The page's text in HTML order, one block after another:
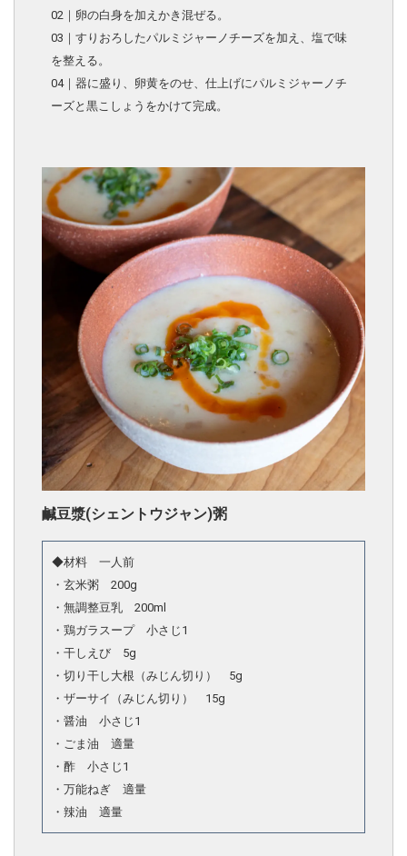
02｜卵の白身を加えかき混ぜる。
03｜すりおろしたパルミジャーノチーズを加え、塩で味
を整える。
04｜器に盛り、卵黄をのせ、仕上げにパルミジャーノチ
ーズと黒こしょうをかけて完成。
鹹豆漿(シェントウジャン)粥
◆材料 一人前
・玄米粥 200g
・無調整豆乳 200ml
・鶏ガラスープ 小さじ1
・干しえび 5g
・切り干し大根（みじん切り） 5g
・ザーサイ（みじん切り） 15g
・醤油 小さじ1
・ごま油 適量
・酢 小さじ1
・万能ねぎ 適量
・辣油 適量